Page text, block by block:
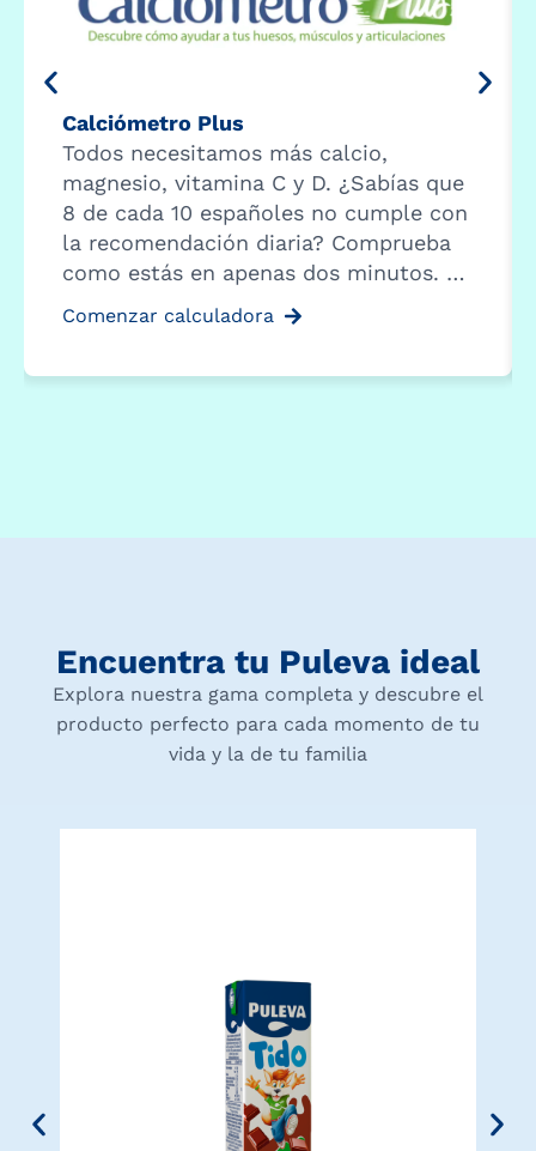
Calciómetro Plus
Todos necesitamos más calcio,
magnesio, vitamina C y D. ¿Sabías que
8 de cada 10 españoles no cumple con
la recomendación diaria? Comprueba
como estás en apenas dos minutos. …
Comenzar calculadora
Encuentra tu Puleva ideal
Explora nuestra gama completa y descubre el
producto perfecto para cada momento de tu
vida y la de tu familia